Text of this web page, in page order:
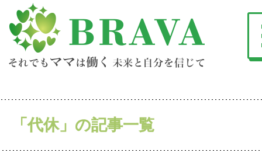
「代休」の記事一覧